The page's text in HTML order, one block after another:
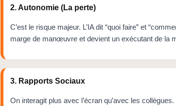
2. Autonomie (La perte)
C’est le risque majeur. L’IA dit “quoi faire” et
marge de manœuvre et devient un exécutant de la
3. Rapports Sociaux
On interagit plus avec l’écran qu’avec les collègues.